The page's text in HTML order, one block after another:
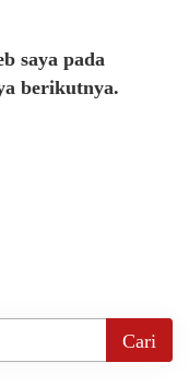
saya pada
berikutnya.